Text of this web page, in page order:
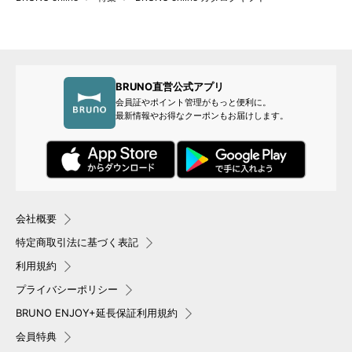
BRUNO直営公式アプリ
会員証やポイント管理がもっと便利に。
最新情報やお得なクーポンもお届けします。
会社概要
特定商取引法に基づく表記
利用規約
プライバシーポリシー
BRUNO ENJOY+延長保証利用規約
会員特典